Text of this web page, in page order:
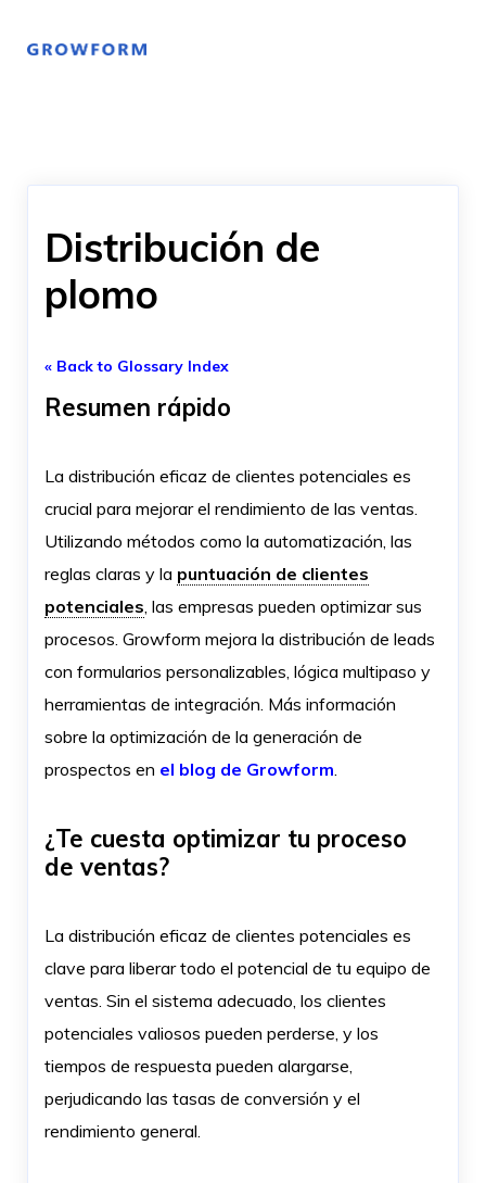
Distribución de
plomo
« Back to Glossary Index
Resumen rápido
La distribución eficaz de clientes potenciales es
crucial para mejorar el rendimiento de las ventas.
Utilizando métodos como la automatización, las
reglas claras y la puntuación de clientes
potenciales, las empresas pueden optimizar sus
procesos. Growform mejora la distribución de leads
con formularios personalizables, lógica multipaso y
herramientas de integración. Más información
sobre la optimización de la generación de
prospectos en el blog de Growform.
¿Te cuesta optimizar tu proceso
de ventas?
La distribución eficaz de clientes potenciales es
clave para liberar todo el potencial de tu equipo de
ventas. Sin el sistema adecuado, los clientes
potenciales valiosos pueden perderse, y los
tiempos de respuesta pueden alargarse,
perjudicando las tasas de conversión y el
rendimiento general.